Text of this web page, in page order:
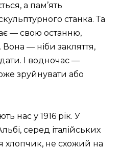
а пам’ять
станка. Та
— свою останню,
— ніби закляття,
І водночас —
зруйнувати або
нас у 1916 рік. У
серед італійських
хлопчик, не схожий на